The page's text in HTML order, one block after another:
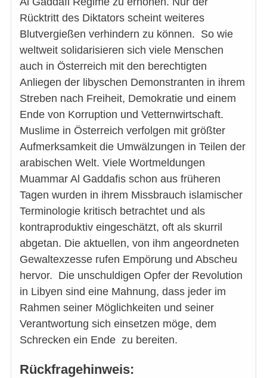
Rücktritt des Diktators scheint weiteres
Blutvergießen verhindern zu können. So wie
weltweit solidarisieren sich viele Menschen
auch in Österreich mit den berechtigten
Anliegen der libyschen Demonstranten in ihrem
Streben nach Freiheit, Demokratie und einem
Ende von Korruption und Vetternwirtschaft.
Muslime in Österreich verfolgen mit größter
Aufmerksamkeit die Umwälzungen in Teilen der
arabischen Welt. Viele Wortmeldungen
Muammar Al Gaddafis schon aus früheren
Tagen wurden in ihrem Missbrauch islamischer
Terminologie kritisch betrachtet und als
kontraproduktiv eingeschätzt, oft als skurril
abgetan. Die aktuellen, von ihm angeordneten
Gewaltexzesse rufen Empörung und Abscheu
hervor. Die unschuldigen Opfer der Revolution
in Libyen sind eine Mahnung, dass jeder im
Rahmen seiner Möglichkeiten und seiner
Verantwortung sich einsetzen möge, dem
Schrecken ein Ende zu bereiten.
Rückfragehinweis: